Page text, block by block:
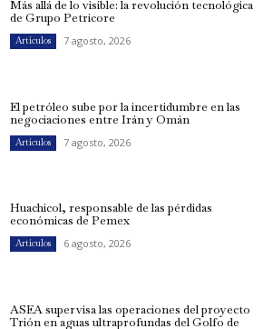
Más allá de lo visible: la revolución tecnológica
de Grupo Petricore
Artículos 7 agosto, 2026
El petróleo sube por la incertidumbre en las
negociaciones entre Irán y Omán
Artículos 7 agosto, 2026
Huachicol, responsable de las pérdidas
económicas de Pemex
Artículos 6 agosto, 2026
ASEA supervisa las operaciones del proyecto
Trión en aguas ultraprofundas del Golfo de